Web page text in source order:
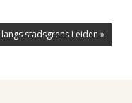
stadsgrens Leiden »